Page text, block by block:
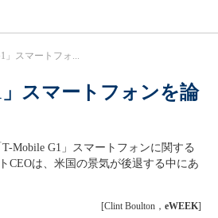
」スマートフォ...
スマートフォンを論
Mobile G1」スマートフォンに関する
CEOは、米国の景気が後退する中にあ
[Clint Boulton， eWEEK]